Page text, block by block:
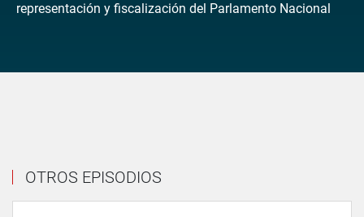
representación y fiscalización del Parlamento Nacional
OTROS EPISODIOS